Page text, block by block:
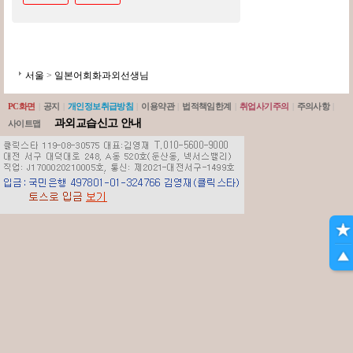
서울 > 일본어회화과외선생님
PC화면 공지 개인정보취급방침 이용약관 법적책임한계 취업사기주의 주의사항
사이트맵
과외교습신고 안내